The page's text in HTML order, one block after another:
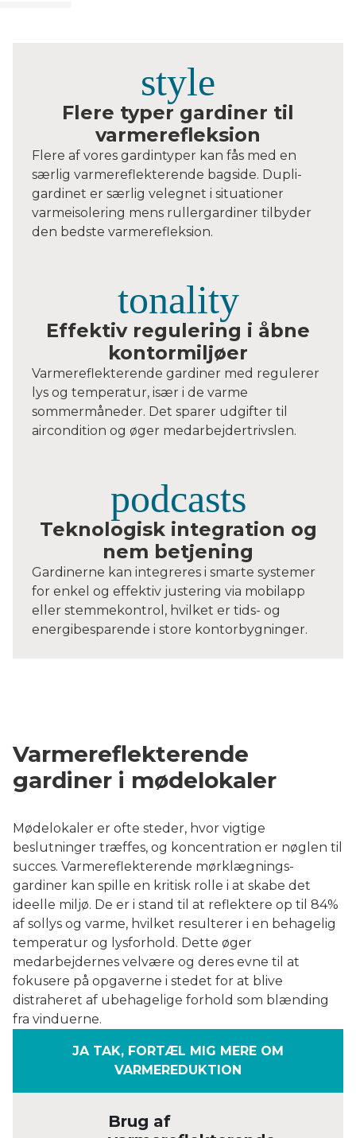
Flere typer gardiner til
varmerefleksion
Flere af vores gardintyper kan fås med en
særlig varmereflekterende bagside. Dupli-
gardinet er særlig velegnet i situationer
varmeisolering mens rullergardiner tilbyder
den bedste varmerefleksion.
Effektiv regulering i åbne
kontormiljøer
Varmereflekterende gardiner med regulerer
lys og temperatur, især i de varme
sommermåneder. Det sparer udgifter til
aircondition og øger medarbejdertrivslen.
Teknologisk integration og
nem betjening
Gardinerne kan integreres i smarte systemer
for enkel og effektiv justering via mobilapp
eller stemmekontrol, hvilket er tids- og
energibesparende i store kontorbygninger.
Varmereflekterende
gardiner i mødelokaler
Mødelokaler er ofte steder, hvor vigtige
beslutninger træffes, og koncentration er nøglen til
succes. Varme­reflekterende mørklægnings­
gardiner kan spille en kritisk rolle i at skabe det
ideelle miljø. De er i stand til at reflektere op til 84%
af sollys og varme, hvilket resulterer i en behagelig
temperatur og lysforhold. Dette øger
medarbejdernes velvære og deres evne til at
fokusere på opgaverne i stedet for at blive
distraheret af ubehagelige forhold som blænding
fra vinduerne.
JA TAK, FORTÆL MIG MERE OM
VARMEREDUKTION
Brug af